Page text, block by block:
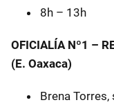
8h – 13h
OFICIALÍA Nº1 –
(E. Oaxaca)
Brena Torres,